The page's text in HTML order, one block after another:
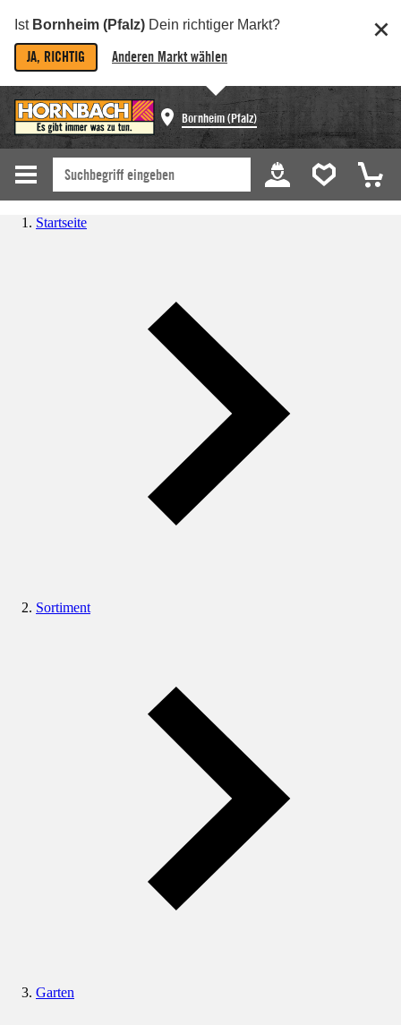
Ist Bornheim (Pfalz) Dein richtiger Markt?
JA, RICHTIG Anderen Markt wählen
Bornheim (Pfalz)
Startseite
Sortiment
Garten